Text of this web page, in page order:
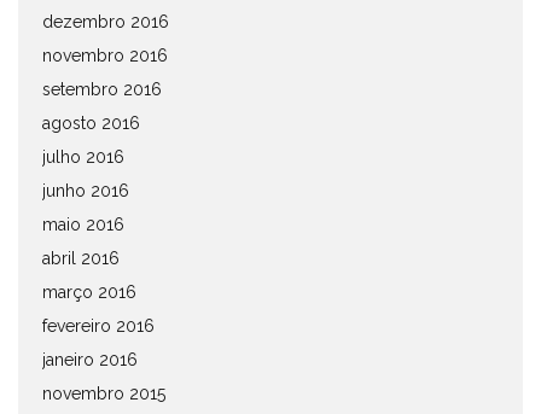
dezembro 2016
novembro 2016
setembro 2016
agosto 2016
julho 2016
junho 2016
maio 2016
abril 2016
março 2016
fevereiro 2016
janeiro 2016
novembro 2015